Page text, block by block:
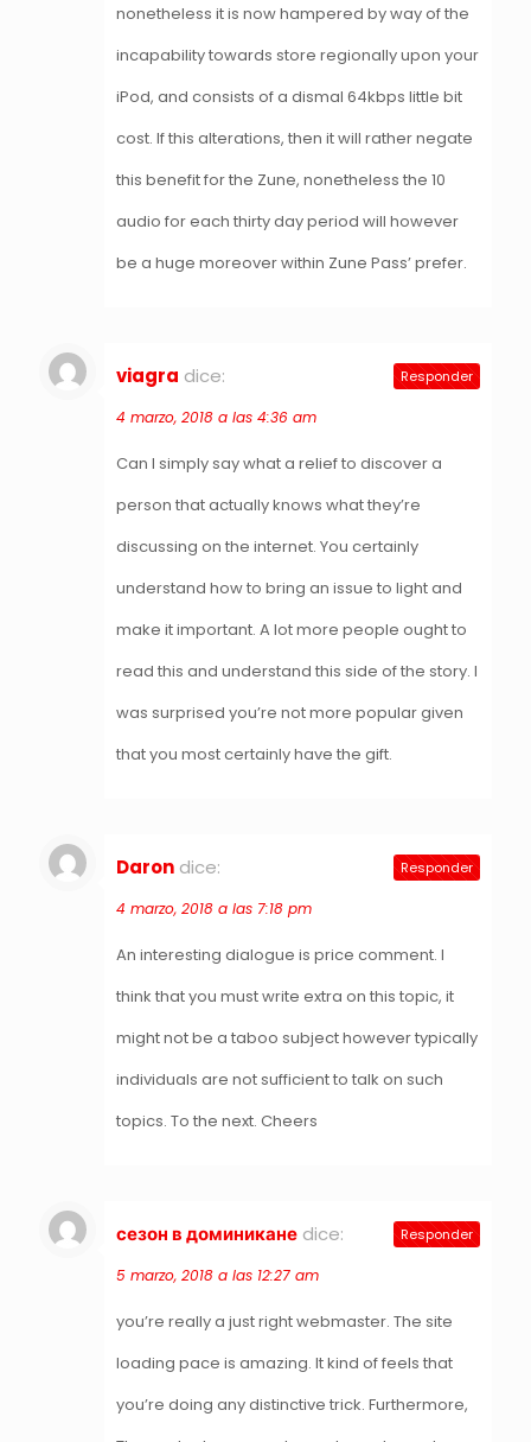
nonetheless it is now hampered by way of the
incapability towards store regionally upon your
iPod, and consists of a dismal 64kbps little bit
cost. If this alterations, then it will rather negate
this benefit for the Zune, nonetheless the 10
audio for each thirty day period will however
be a huge moreover within Zune Pass’ prefer.
viagra dice:
4 marzo, 2018 a las 4:36 am
Can I simply say what a relief to discover a
person that actually knows what they’re
discussing on the internet. You certainly
understand how to bring an issue to light and
make it important. A lot more people ought to
read this and understand this side of the story. I
was surprised you’re not more popular given
that you most certainly have the gift.
Responder
Daron dice:
4 marzo, 2018 a las 7:18 pm
An interesting dialogue is price comment. I
think that you must write extra on this topic, it
might not be a taboo subject however typically
individuals are not sufficient to talk on such
topics. To the next. Cheers
Responder
сезон в доминикане dice:
5 marzo, 2018 a las 12:27 am
you’re really a just right webmaster. The site
loading pace is amazing. It kind of feels that
you’re doing any distinctive trick. Furthermore,
Responder